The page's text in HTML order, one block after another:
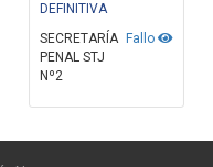
DEFINITIVA
Fallo
SECRETARÍA
PENAL STJ
Nº2